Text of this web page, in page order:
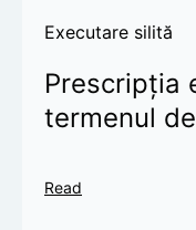
Executare silită
Prescripția
termenul
Read